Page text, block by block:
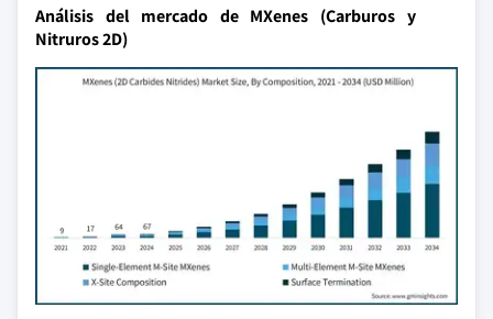
Análisis del mercado de MXenes (Carburos y
Nitruros 2D)